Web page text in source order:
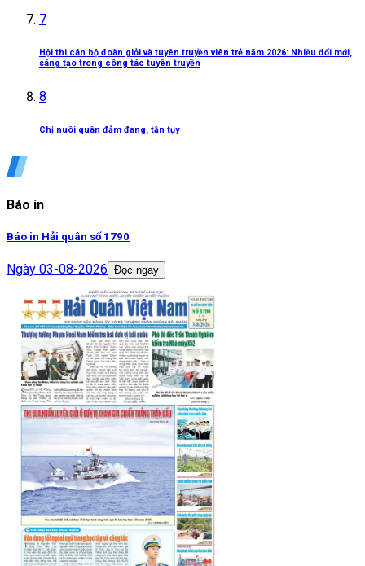
7
Hội thi cán bộ đoàn giỏi và tuyên truyền viên trẻ năm 2026: Nhiều đổi mới,
sáng tạo trong công tác tuyên truyền
8
Chị nuôi quân đảm đang, tận tụy
Báo in
Báo in Hải quân số 1790
Ngày 03-08-2026 Đọc ngay